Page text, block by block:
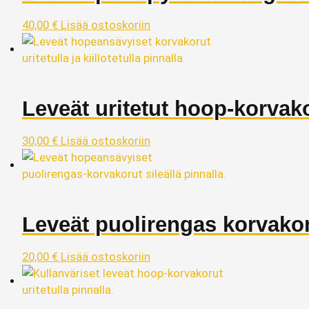
40,00 € Lisää ostoskoriin
Leveät uritetut
30,00 € Lisää ostoskoriin
Leveät puolirengas
20,00 € Lisää ostoskoriin